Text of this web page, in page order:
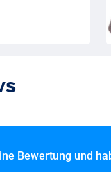
Bewertung und